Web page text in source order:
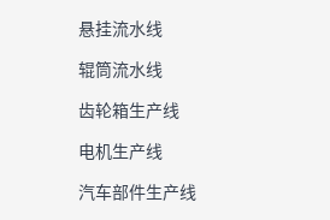
悬挂流水线
辊筒流水线
齿轮箱生产线
电机生产线
汽车部件生产线